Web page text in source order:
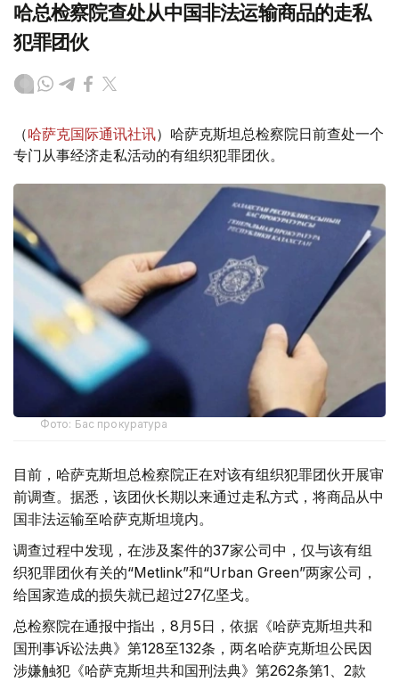
哈总检察院查处从中国非法运输商品的走私
犯罪团伙
（哈萨克国际通讯社讯）哈萨克斯坦总检察院日前查处一个
专门从事经济走私活动的有组织犯罪团伙。
Фото: Бас прокуратура
目前，哈萨克斯坦总检察院正在对该有组织犯罪团伙开展审
前调查。据悉，该团伙长期以来通过走私方式，将商品从中
国非法运输至哈萨克斯坦境内。
调查过程中发现，在涉及案件的37家公司中，仅与该有组
织犯罪团伙有关的“Metlink”和“Urban Green”两家公司，
给国家造成的损失就已超过27亿坚戈。
总检察院在通报中指出，8月5日，依据《哈萨克斯坦共和
国刑事诉讼法典》第128至132条，两名哈萨克斯坦公民因
涉嫌触犯《哈萨克斯坦共和国刑法典》第262条第1、2款